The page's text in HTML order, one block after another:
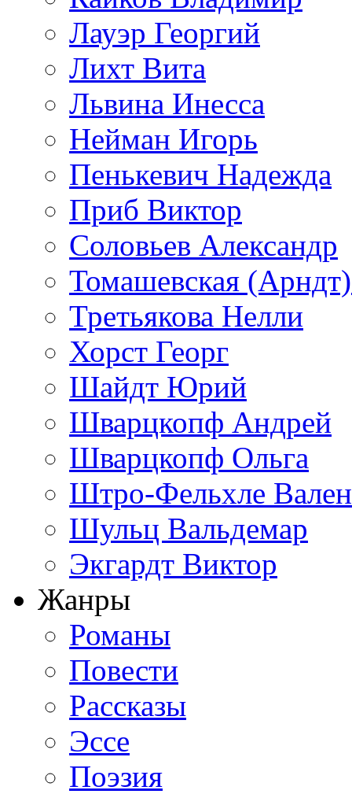
Лауэр Георгий
Лихт Вита
Львина Инесса
Нейман Игорь
Пенькевич Надежда
Приб Виктор
Соловьев Александр
Томашевская
Третьякова Нелли
Хорст Георг
Шайдт Юрий
Шварцкопф Андрей
Шварцкопф Ольга
Штро-Фельхле
Шульц Вальдемар
Экгардт Виктор
Жанры
Романы
Повести
Рассказы
Эссе
Поэзия